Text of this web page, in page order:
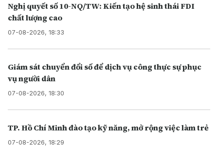
Nghị quyết số 10-NQ/TW: Kiến tạo hệ sinh thái FDI
chất lượng cao
07-08-2026, 18:33
Giám sát chuyển đổi số để dịch vụ công thực sự phục
vụ người dân
07-08-2026, 18:30
TP. Hồ Chí Minh đào tạo kỹ năng, mở rộng việc làm trẻ
07-08-2026, 18:29